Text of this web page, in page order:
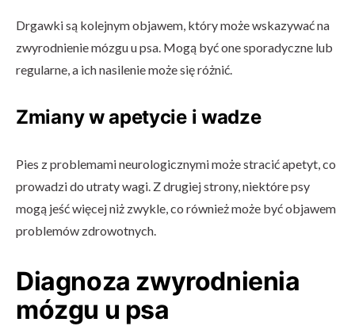
Drgawki są kolejnym objawem, który może wskazywać na
zwyrodnienie mózgu u psa. Mogą być one sporadyczne lub
regularne, a ich nasilenie może się różnić.
Zmiany w apetycie i wadze
Pies z problemami neurologicznymi może stracić apetyt, co
prowadzi do utraty wagi. Z drugiej strony, niektóre psy
mogą jeść więcej niż zwykle, co również może być objawem
problemów zdrowotnych.
Diagnoza zwyrodnienia
mózgu u psa